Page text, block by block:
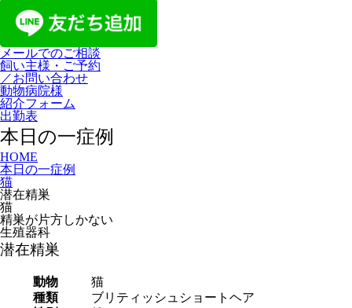
メールでのご相談
飼い主様・ご予約
／お問い合わせ
動物病院様
紹介フォーム
出勤表
本日の一症例
HOME
本日の一症例
猫
潜在精巣
猫
精巣が片方しかない
生殖器科
潜在精巣
動物
猫
種類
ブリティッシュショートヘア